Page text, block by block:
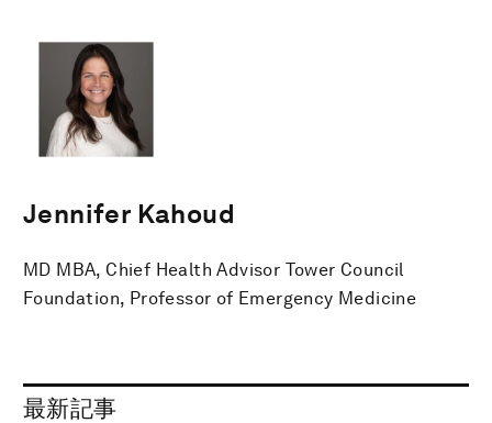
Jennifer Kahoud
MD MBA, Chief Health Advisor Tower Council
Foundation, Professor of Emergency Medicine
最新記事